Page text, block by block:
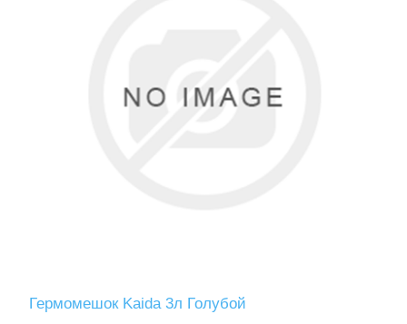
Гермомешок Kaida 3л Голубой